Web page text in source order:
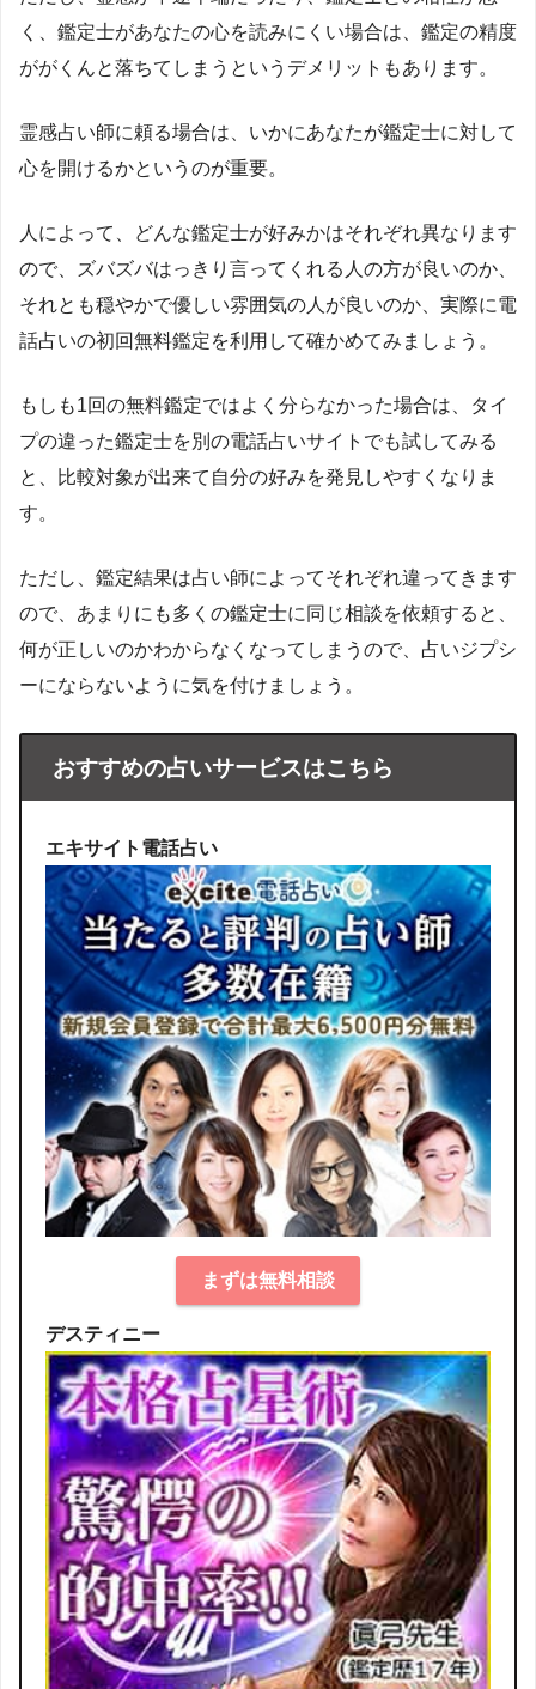
く、鑑定士があなたの心を読みにくい場合は、鑑定の精度
ががくんと落ちてしまうというデメリットもあります。
霊感占い師に頼る場合は、いかにあなたが鑑定士に対して
心を開けるかというのが重要。
人によって、どんな鑑定士が好みかはそれぞれ異なります
ので、ズバズバはっきり言ってくれる人の方が良いのか、
それとも穏やかで優しい雰囲気の人が良いのか、実際に電
話占いの初回無料鑑定を利用して確かめてみましょう。
もしも1回の無料鑑定ではよく分らなかった場合は、タイ
プの違った鑑定士を別の電話占いサイトでも試してみる
と、比較対象が出来て自分の好みを発見しやすくなりま
す。
ただし、鑑定結果は占い師によってそれぞれ違ってきます
ので、あまりにも多くの鑑定士に同じ相談を依頼すると、
何が正しいのかわからなくなってしまうので、占いジプシ
ーにならないように気を付けましょう。
おすすめの占いサービスはこちら
エキサイト電話占い
まずは無料相談
デスティニー